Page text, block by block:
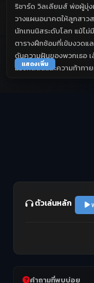
ริชาร์ด วิลเลียมส์ พ่อผู้มุ่
วางแผนอนาคตให้ลูกสาว
นักเทนนิสระดับโลก แม้ไม่
ตารางฝึกซ้อมที่เข้มงวด
ดันความฝันของพวกเธอ
แรงกดดันและความท้าท
แสดงเพิ่ม
ตัวเล่นหลัก
คำถามที่พบบ่อย